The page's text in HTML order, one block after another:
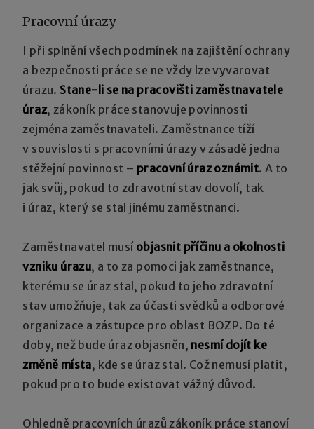
Pracovní úrazy
I při splnění všech podmínek na zajištění ochrany
a bezpečnosti práce se ne vždy lze vyvarovat
úrazu. Stane-li se na pracovišti zaměstnavatele
úraz, zákoník práce stanovuje povinnosti
zejména zaměstnavateli. Zaměstnance tíží
v souvislosti s pracovními úrazy v zásadě jedna
stěžejní povinnost – pracovní úraz oznámit. A to
jak svůj, pokud to zdravotní stav dovolí, tak
i úraz, který se stal jinému zaměstnanci.
Zaměstnavatel musí objasnit příčinu a okolnosti
vzniku úrazu, a to za pomoci jak zaměstnance,
kterému se úraz stal, pokud to jeho zdravotní
stav umožňuje, tak za účasti svědků a odborové
organizace a zástupce pro oblast BOZP. Do té
doby, než bude úraz objasněn, nesmí dojít ke
změně místa, kde se úraz stal. Což nemusí platit,
pokud pro to bude existovat vážný důvod.
Ohledně pracovních úrazů zákoník práce stanoví